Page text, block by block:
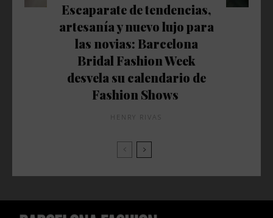
Escaparate de tendencias,
artesanía y nuevo lujo para
las novias: Barcelona
Bridal Fashion Week
desvela su calendario de
Fashion Shows
HENRY RIVAS